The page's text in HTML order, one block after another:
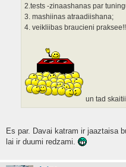
2.tests -zinaashanas par
3. mashiinas atraadiishana;
4. veikliibas braucieni
un tad
Es par. Davai katram ir jaaztaisa
lai ir duumi redzami.